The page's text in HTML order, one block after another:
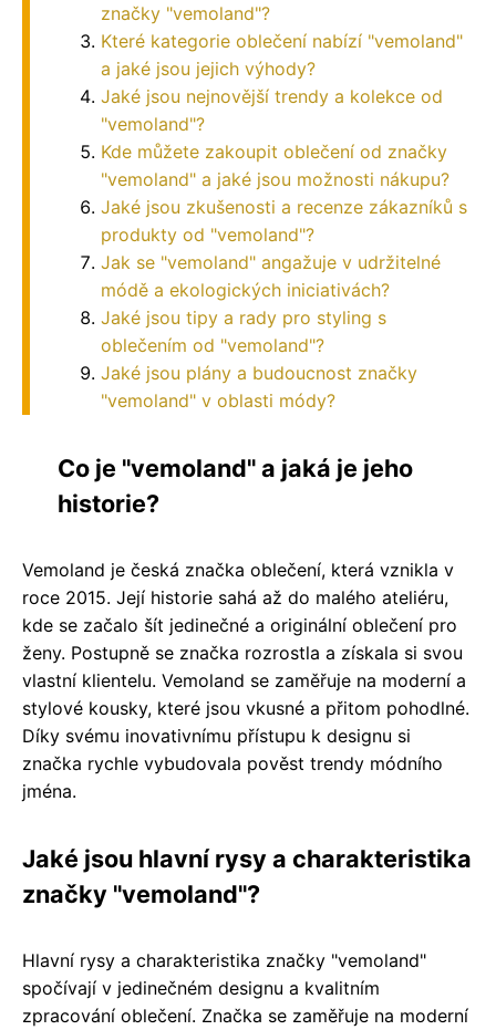
značky "vemoland"?
Které kategorie oblečení nabízí "vemoland"
a jaké jsou jejich výhody?
Jaké jsou nejnovější trendy a kolekce od
"vemoland"?
Kde můžete zakoupit oblečení od značky
"vemoland" a jaké jsou možnosti nákupu?
Jaké jsou zkušenosti a recenze zákazníků s
produkty od "vemoland"?
Jak se "vemoland" angažuje v udržitelné
módě a ekologických iniciativách?
Jaké jsou tipy a rady pro styling s
oblečením od "vemoland"?
Jaké jsou plány a budoucnost značky
"vemoland" v oblasti módy?
Co je "vemoland" a jaká je jeho
historie?
Vemoland je česká značka oblečení, která vznikla v
roce 2015. Její historie sahá až do malého ateliéru,
kde se začalo šít jedinečné a originální oblečení pro
ženy. Postupně se značka rozrostla a získala si svou
vlastní klientelu. Vemoland se zaměřuje na moderní a
stylové kousky, které jsou vkusné a přitom pohodlné.
Díky svému inovativnímu přístupu k designu si
značka rychle vybudovala pověst trendy módního
jména.
Jaké jsou hlavní rysy a charakteristika
značky "vemoland"?
Hlavní rysy a charakteristika značky "vemoland"
spočívají v jedinečném designu a kvalitním
zpracování oblečení. Značka se zaměřuje na moderní